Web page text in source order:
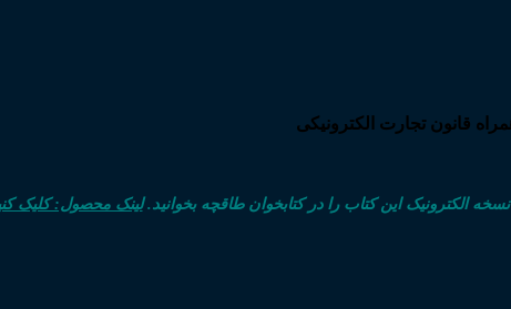
نسخه الکترونیک این کتاب را در کتابخوان طاقچه بخوانید.لینک محصول: کلیک